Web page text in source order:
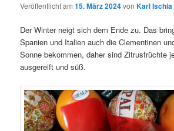
Veröffentlicht am15. März 2024vonKarl Ischia
Der Winter neigt sich dem Ende zu. Das
Spanien und Italien auch die Clementinen
Sonne bekommen, daher sind Zitrusfrüchte
ausgereift und süß.